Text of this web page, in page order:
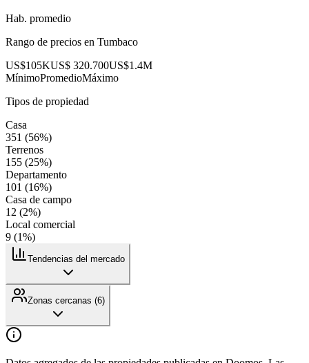
Hab. promedio
Rango de precios en Tumbaco
US$105KUS$ 320.700US$1.4M
MínimoPromedioMáximo
Tipos de propiedad
Casa
351 (56%)
Terrenos
155 (25%)
Departamento
101 (16%)
Casa de campo
12 (2%)
Local comercial
9 (1%)
Tendencias del mercado
Zonas cercanas (6)